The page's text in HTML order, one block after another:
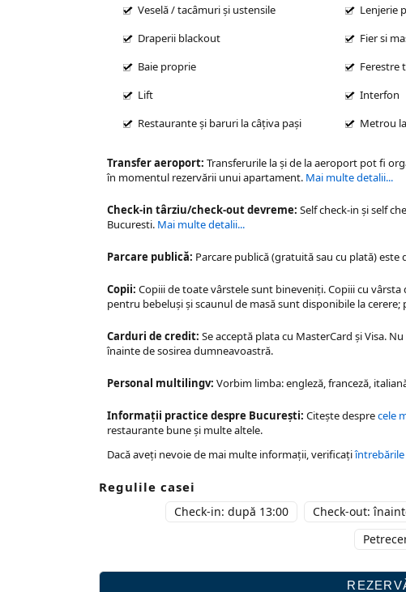
Veselă / tacâmuri și ustensile
Lenjerie
Draperii blackout
Fier si
Baie proprie
Ferestre
Lift
Interfon
Restaurante și baruri la câțiva pași
Metrou
Transfer aeroport: Transferurile la şi de la aeroport pot fi
în momentul rezervării unui apartament. Mai multe detalii...
Check-in târziu/check-out devreme: Self check-in și self
Bucuresti. Mai multe detalii...
Parcare publică: Parcare publică (gratuită sau cu plată)
Copii: Copiii de toate vârstele sunt bineveniți. Copiii cu
pentru bebeluși și scaunul de masă sunt disponibile la
Carduri de credit: Se acceptă plata cu MasterCard și Visa.
înainte de sosirea dumneavoastră.
Personal multilingv: Vorbim limba: engleză, franceză,
Informații practice despre București: Citește desprecele
restaurante bune și multe altele.
Dacă aveți nevoie de mai multe informații, verificați
Regulile casei
Check-in: după 13:00 Check-out: